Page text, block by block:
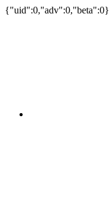
{"uid":0,"adv":0,"beta":0}